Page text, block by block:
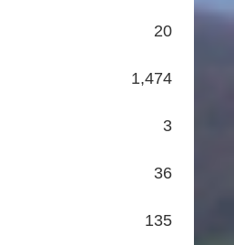
20
1,474
3
36
135